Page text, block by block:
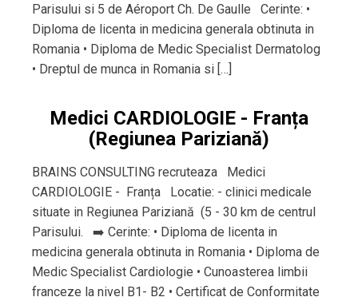
Parisului si 5 de Aéroport Ch. De Gaulle Cerinte: •
Diploma de licenta in medicina generala obtinuta in
Romania • Diploma de Medic Specialist Dermatolog
• Dreptul de munca in Romania si […]
Medici CARDIOLOGIE - Franța
(Regiunea Pariziană)
BRAINS CONSULTING recruteaza Medici
CARDIOLOGIE - Franța Locatie: - clinici medicale
situate in Regiunea Pariziană (5 - 30 km de centrul
Parisului. ➡️ Cerinte: • Diploma de licenta in
medicina generala obtinuta in Romania • Diploma de
Medic Specialist Cardiologie • Cunoasterea limbii
franceze la nivel B1- B2 • Certificat de Conformitate